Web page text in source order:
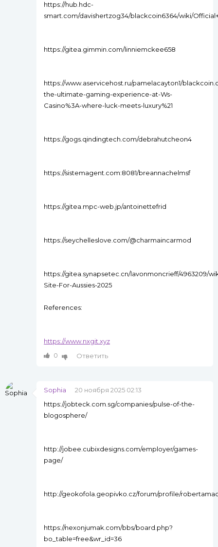
https://hub.hdc-
smart.com/davishertzog34/blackcoin6364/wiki/
https://gitea.gimmin.com/linniemckee658
https://www.aservicehost.ru/pamelacayton1/
the-ultimate-gaming-experience-at-Ws-
Casino%3A-where-luck-meets-luxury%21
https://gogs.qindingtech.com/debrahutcheon4
https://sistemagent.com:8081/breannachelmsf
https://gitea.mpc-web.jp/antoinettefrid
https://seychelleslove.com/@charmaincarmod
https://gitea.synapsetec.cn/lavonmoncrieff/4963209/
Site-For-Aussies-2025
References:
https://www.nxgit.xyz
0
Ответить
Sophia
20 ноября 2025 02:13
https://jobteck.com.sg/companies/pulse-of-the-
blogosphere/
http://jobee.cubixdesigns.com/employer/games-
page/
http://geokofola.geopivko.cz/forum/profile/
https://nexonjumak.com/bbs/board.php?
bo_table=free&wr_id=36